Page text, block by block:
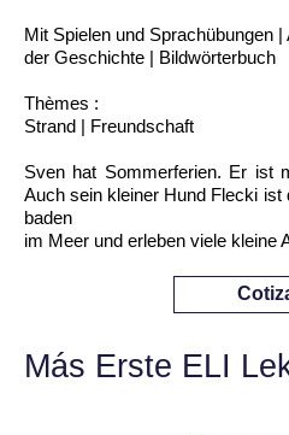
Mit Spielen und Sprachübungen |
der Geschichte | Bildwörterbuch
Thèmes :
Strand | Freundschaft
Sven hat Sommerferien. Er ist
Auch sein kleiner Hund Flecki ist
baden
im Meer und erleben viele kleine
Más Erste ELI